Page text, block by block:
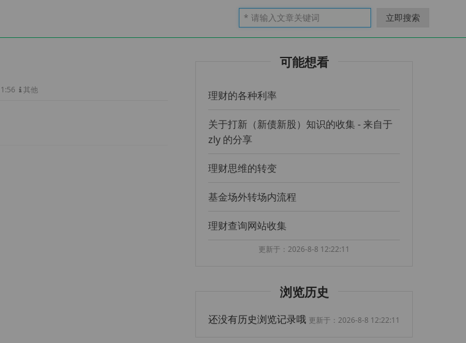
立即搜索
其他
可能想看
理财的各种利率
关于打新（新债新股）知识的收集 - 来自于
zly 的分享
理财思维的转变
基金场外转场内流程
理财查询网站收集
更新于：2026-8-8 12:22:11
浏览历史
还没有历史浏览记录哦 更新于：2026-8-8 12:22:11